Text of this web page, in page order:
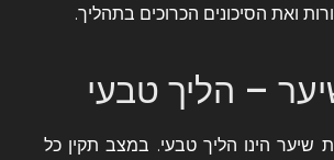
ואת הסיכונים הכרוכים בתהליך.
– הליך טבעי
שיער הינו הליך טבעי. במצב תקין כל